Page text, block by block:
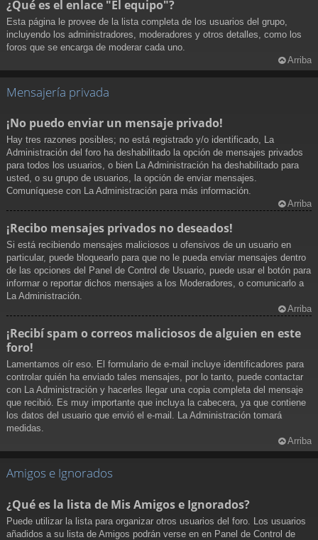
¿Qué es el enlace "El equipo"?
Esta página le provee de la lista completa de los usuarios del grupo,
incluyendo los administradores, moderadores y otros detalles, como los
foros que se encarga de moderar cada uno.
Arriba
Mensajería privada
¡No puedo enviar un mensaje privado!
Hay tres razones posibles; no está registrado y/o identificado, La
Administración del foro ha deshabilitado la opción de mensajes privados
para todos los usuarios, o bien La Administración ha deshabilitado para
usted, o su grupo de usuarios, la opción de enviar mensajes.
Comuníquese con La Administración para más información.
Arriba
¡Recibo mensajes privados no deseados!
Si está recibiendo mensajes maliciosos u ofensivos de un usuario en
particular, puede bloquearlo para que no le pueda enviar mensajes dentro
de las opciones del Panel de Control de Usuario, puede usar el botón para
informar o reportar dichos mensajes a los Moderadores, o comunicarlo a
La Administración.
Arriba
¡Recibí spam o correos maliciosos de alguien en este
foro!
Lamentamos oír eso. El formulario de e-mail incluye identificadores para
controlar quién ha enviado tales mensajes, por lo tanto, puede contactar
con La Administración y hacerles llegar una copia completa del mensaje
que recibió. Es muy importante que incluya la cabecera, ya que contiene
los datos del usuario que envió el e-mail. La Administración tomará
medidas.
Arriba
Amigos e Ignorados
¿Qué es la lista de Mis Amigos e Ignorados?
Puede utilizar la lista para organizar otros usuarios del foro. Los usuarios
añadidos a su lista de Amigos podrán verse en en Panel de Control de